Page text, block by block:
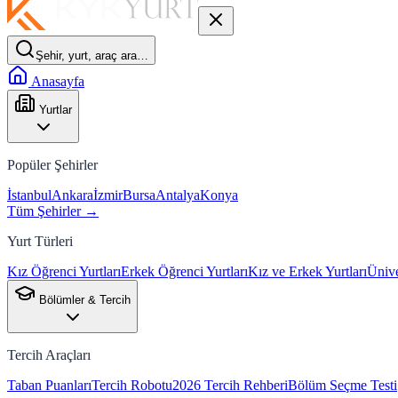
Şehir, yurt, araç ara…
Anasayfa
Yurtlar
Popüler Şehirler
İstanbulAnkaraİzmirBursaAntalyaKonya
Tüm Şehirler →
Yurt Türleri
Kız Öğrenci YurtlarıErkek Öğrenci YurtlarıKız ve Erkek Yurtları
Bölümler & Tercih
Tercih Araçları
Taban PuanlarıTercih Robotu2026 Tercih RehberiBölüm Seçme Testi